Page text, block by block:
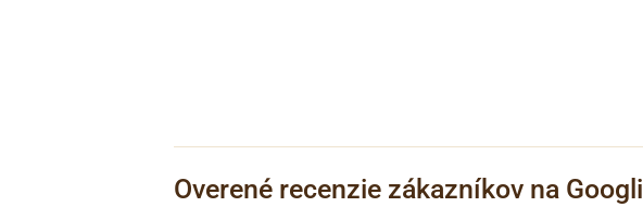
Overené recenzie zákazníkov na Googli